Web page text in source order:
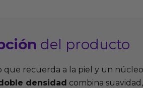
del producto
que recuerda a la piel y un
densidad combina